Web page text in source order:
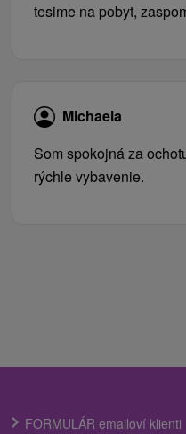
tesime na pobyt,
Michaela
Som spokojná za
rýchle vybavenie.
FORMULÁR emailoví klienti